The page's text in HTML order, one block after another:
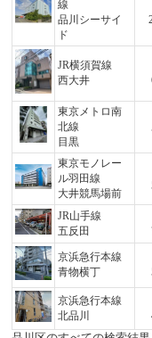
線
品川シーサイ
ド
JR横須賀線
西大井
東京メトロ南
北線
目黒
東京モノレー
ル羽田線
大井競馬場前
JR山手線
五反田
京浜急行本線
青物横丁
京浜急行本線
北品川